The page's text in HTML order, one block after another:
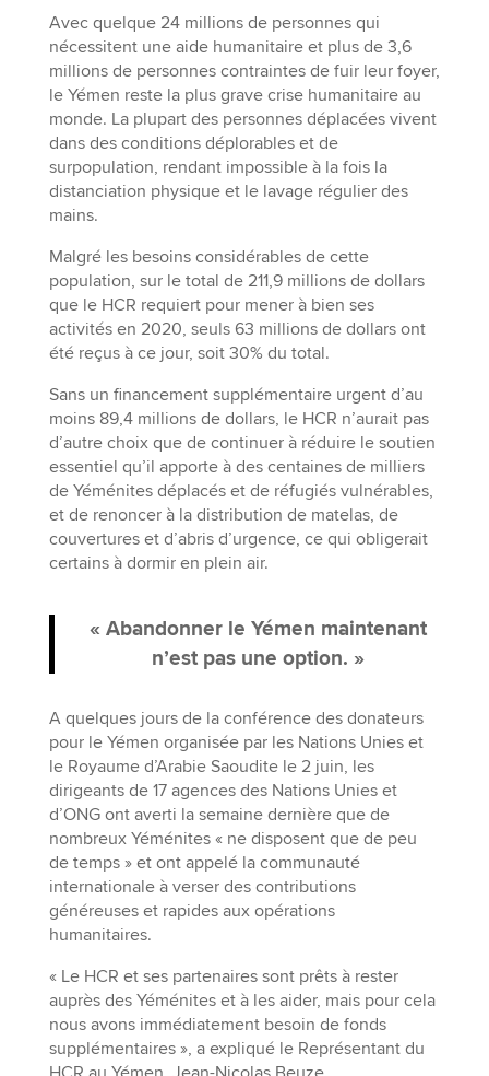
Avec quelque 24 millions de personnes qui
nécessitent une aide humanitaire et plus de 3,6
millions de personnes contraintes de fuir leur foyer,
le Yémen reste la plus grave crise humanitaire au
monde. La plupart des personnes déplacées vivent
dans des conditions déplorables et de
surpopulation, rendant impossible à la fois la
distanciation physique et le lavage régulier des
mains.
Malgré les besoins considérables de cette
population, sur le total de 211,9 millions de dollars
que le HCR requiert pour mener à bien ses
activités en 2020, seuls 63 millions de dollars ont
été reçus à ce jour, soit 30% du total.
Sans un financement supplémentaire urgent d’au
moins 89,4 millions de dollars, le HCR n’aurait pas
d’autre choix que de continuer à réduire le soutien
essentiel qu’il apporte à des centaines de milliers
de Yéménites déplacés et de réfugiés vulnérables,
et de renoncer à la distribution de matelas, de
couvertures et d’abris d’urgence, ce qui obligerait
certains à dormir en plein air.
« Abandonner le Yémen maintenant
n’est pas une option. »
A quelques jours de la conférence des donateurs
pour le Yémen organisée par les Nations Unies et
le Royaume d’Arabie Saoudite le 2 juin, les
dirigeants de 17 agences des Nations Unies et
d’ONG ont averti la semaine dernière que de
nombreux Yéménites « ne disposent que de peu
de temps » et ont appelé la communauté
internationale à verser des contributions
généreuses et rapides aux opérations
humanitaires.
« Le HCR et ses partenaires sont prêts à rester
auprès des Yéménites et à les aider, mais pour cela
nous avons immédiatement besoin de fonds
supplémentaires », a expliqué le Représentant du